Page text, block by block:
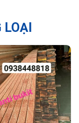
LOẠI